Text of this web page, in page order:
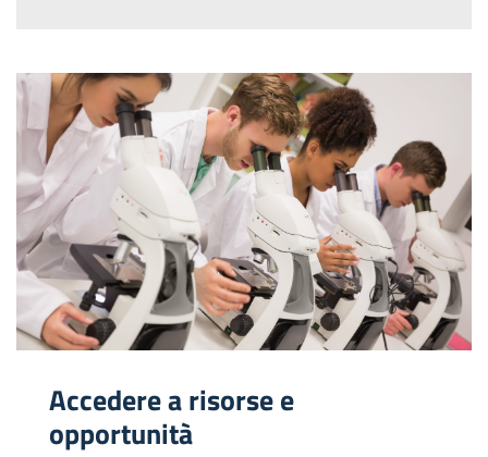
Accedere a risorse e
opportunità